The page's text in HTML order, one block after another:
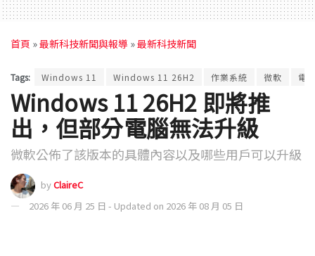
首頁 »最新科技新聞與報導 »最新科技新聞
Tags: Windows 11 Windows 11 26H2 作業系統 微軟 電
Windows 11 26H2 即將推
出，但部分電腦無法升級
微軟公佈了該版本的具體內容以及哪些用戶可以升級
byClaireC
2026 年 06 月 25 日 - Updated on 2026 年 08 月 05 日